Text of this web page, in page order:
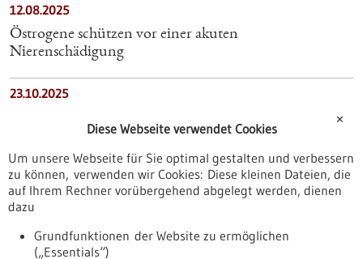
12.08.2025
Östrogene schützen vor einer akuten
Nierenschädigung
23.10.2025
Zertifiziertes Zentrum für Autoimmunerkrankung der
01.03.2023
Teufelskreis der Hyperinflammation
02.11.2023
✕
Diese Webseite verwendet Cookies
Um unsere Webseite für Sie optimal gestalten und verbessern
zu können, verwenden wir Cookies: Diese kleinen Dateien, die
auf Ihrem Rechner vorübergehend abgelegt werden, dienen
dazu
Grundfunktionen der Website zu ermöglichen
(„Essentials“)